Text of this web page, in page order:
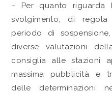
− Per quanto
svolgimento, di
periodo di
diverse valutazioni
consiglia alle stazioni
massima pubblicità e
delle determinazioni